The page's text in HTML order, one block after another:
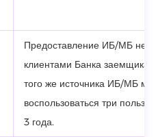
Предоставление ИБ/МБ не
клиентами Банка
того же источника ИБ/МБ
воспользоваться три
3 года.